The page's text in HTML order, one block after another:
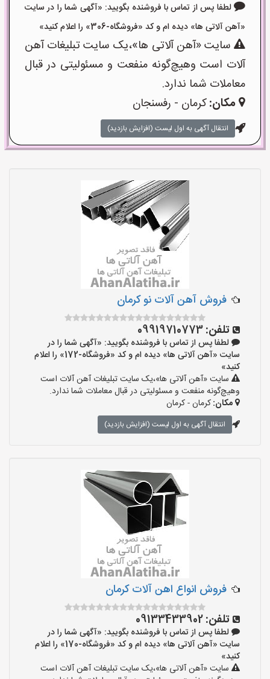
لطفا پس از تماس با فروشنده بگویید: «آگهی شما را در سایت
«آهن آلاتی ها» دیده ام و کد «فروشگاه-306» را اعلام کنید»
سایت «آهن آلاتی ها»،یک سایت تبلیغات آهن
آلات است وهیچ‌گونه منفعت و مسئولیتی در قبال
معاملات شما ندارد.
مکان:کرمان - رفسنجان
انتقال آگهی به اول لیست (افزایش بازدید)
فروش آهن آلات نو کرمان
تلفن:09919710773
لطفا پس از تماس با فروشنده بگویید: «آگهی شما را در
سایت «آهن آلاتی ها» دیده ام و کد «فروشگاه-172» را اعلام
کنید»
سایت «آهن آلاتی ها»،یک سایت تبلیغات آهن آلات است
وهیچ‌گونه منفعت و مسئولیتی در قبال معاملات شما ندارد.
مکان:کرمان - کرمان
انتقال آگهی به اول لیست (افزایش بازدید)
فروش انواع اهن آلات کرمان
تلفن:09133433902
لطفا پس از تماس با فروشنده بگویید: «آگهی شما را در
سایت «آهن آلاتی ها» دیده ام و کد «فروشگاه-170» را اعلام
کنید»
سایت «آهن آلاتی ها»،یک سایت تبلیغات آهن آلات است